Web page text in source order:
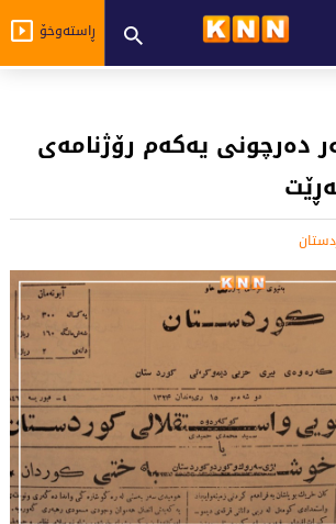
ڕاستەوخۆ
دەرچونی یەکەم رۆژنامەی